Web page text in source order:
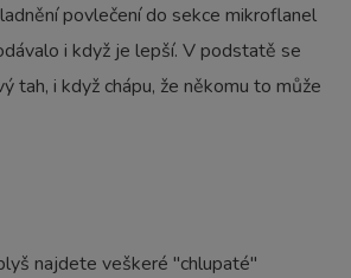
povlečení do sekce mikroflanel
i když je lepší. V podstatě se
tah, i když chápu, že někomu to může
najdete veškeré "chlupaté"